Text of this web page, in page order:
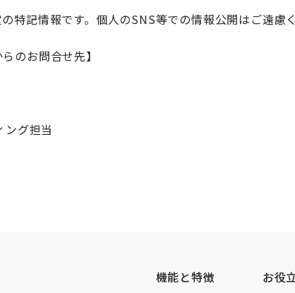
特記情報です。個人のSNS等での情報公開はご遠慮
のお問合せ先】
グ担当
機能と特徴
お役